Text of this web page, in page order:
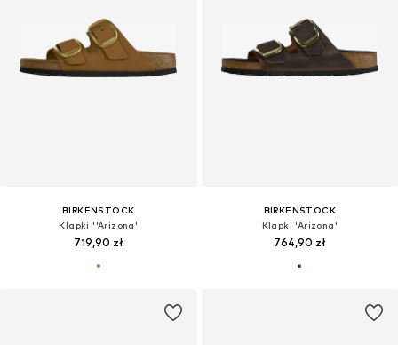
BIRKENSTOCK
Klapki ''Arizona'
719,90 zł
BIRKENSTOCK
Klapki 'Arizona'
764,90 zł